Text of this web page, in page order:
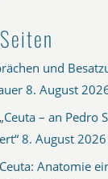
und
8. August
– an Pedro
8. August 2026
Anatomie